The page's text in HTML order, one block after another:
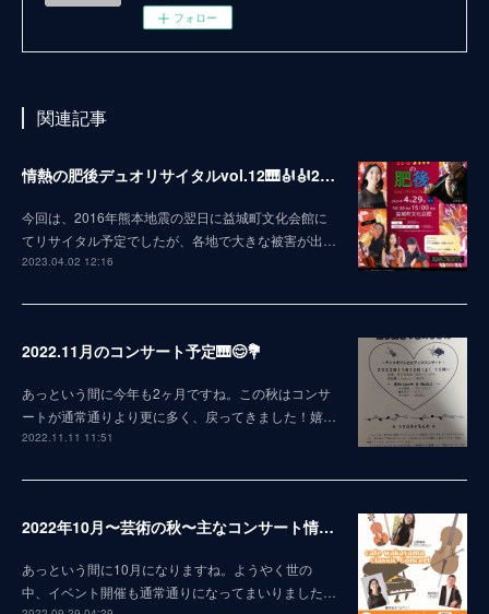
フォロー
関連記事
情熱の肥後デュオリサイタルvol.12🎹🎻🎻2023
今回は、2016年熊本地震の翌日に益城町文化会館に
てリサイタル予定でしたが、各地で大きな被害が出…
2023.04.02 12:16
2022.11月のコンサート予定🎹😊💐
あっという間に今年も2ヶ月ですね。この秋はコンサ
ートが通常通りより更に多く、戻ってきました！嬉…
2022.11.11 11:51
2022年10月〜芸術の秋〜主なコンサート情報😊
あっという間に10月になりますね。ようやく世の
中、イベント開催も通常通りになってまいりました…